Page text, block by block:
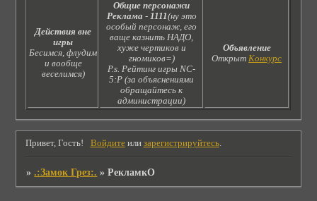
Действия вне
игры
Бесимся, флудим
и вообще
веселимся)
Общие персонажи
Реклама - 1111(ну это
особый персонаж, его
ваще казнить НАДО,
хуже чертиков и
гномиков=)
P.s. Рейтинг игры NC-
5:Р (за объяснениями
обращайтесь к
администрации)
Объявление
ОткрытКонкурс
Привет, Гость! Войдитеили зарегистрируйтесь.
».:Замок Грез:. »РекламкО